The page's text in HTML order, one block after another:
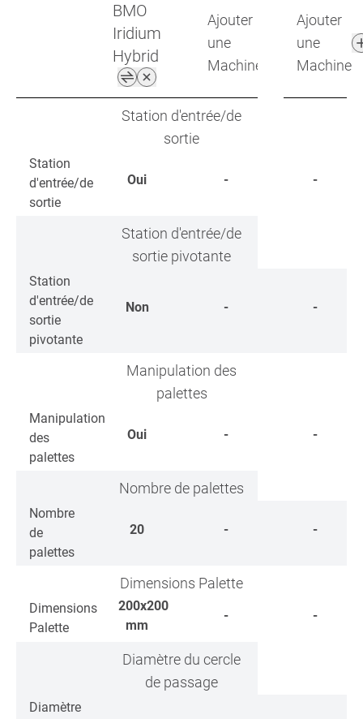
BMO
Iridium
Hybrid
Ajouter
une
Machine
Ajouter
une
Machine
Station d'entrée/de
sortie
Station
d'entrée/de
sortie
Oui - -
Station d'entrée/de
sortie pivotante
Station
d'entrée/de
sortie
pivotante
Non - -
Manipulation des
palettes
Manipulation
des
palettes
Oui - -
Nombre de palettes
Nombre
de
palettes
20 - -
Dimensions Palette
Dimensions
Palette
200x200
mm
- -
Diamètre du cercle
de passage
Diamètre